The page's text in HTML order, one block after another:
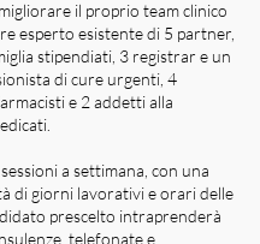
il proprio team clinico
esperto esistente di 5 partner,
stipendiati, 3 registrar e un
di cure urgenti, 4
e 2 addetti alla
a settimana, con una
di giorni lavorativi e orari delle
prescelto intraprenderà
telefonate e